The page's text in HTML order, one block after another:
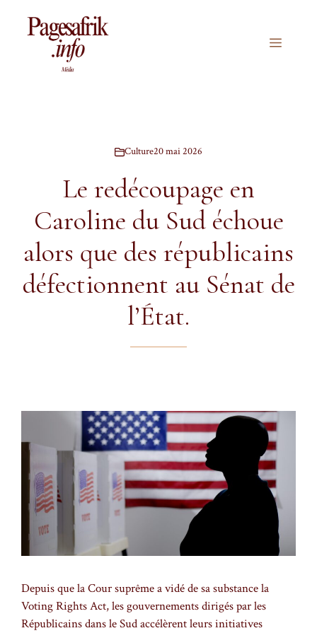
Menu
Culture20 mai 2026
Le redécoupage en
Caroline du Sud échoue
alors que des républicains
défectionnent au Sénat de
l’État.
Depuis que la Cour suprême a vidé de sa substance la
Voting Rights Act, les gouvernements dirigés par les
Républicains dans le Sud accélèrent leurs initiatives